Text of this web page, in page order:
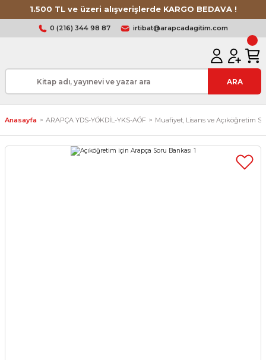
1.500 TL ve üzeri alışverişlerde KARGO BEDAVA !
0 (216) 344 98 87 irtibat@arapcadagitim.com
ARA
Anasayfa ARAPÇA YDS-YÖKDİL-YKS-AÖF Muafiyet, Lisans ve Açıköğretim